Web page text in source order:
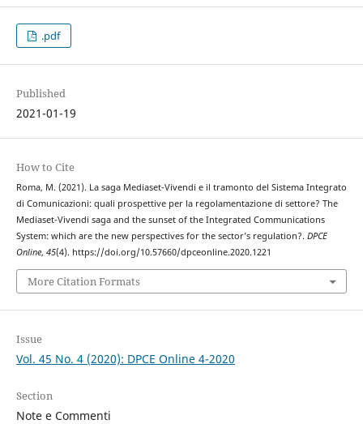
.pdf
Published
2021-01-19
How to Cite
Roma, M. (2021). La saga Mediaset-Vivendi e il tramonto del Sistema Integrato
di Comunicazioni: quali prospettive per la regolamentazione di settore? The
Mediaset-Vivendi saga and the sunset of the Integrated Communications
System: which are the new perspectives for the sector’s regulation?. DPCE
Online, 45(4). https://doi.org/10.57660/dpceonline.2020.1221
More Citation Formats
Issue
Vol. 45 No. 4 (2020): DPCE Online 4-2020
Section
Note e Commenti